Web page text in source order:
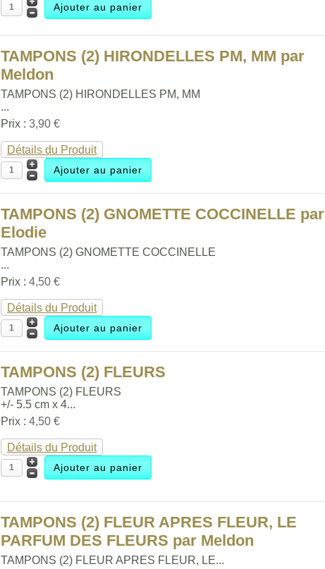
TAMPONS (2) HIRONDELLES PM, MM par
Meldon
TAMPONS (2) HIRONDELLES PM, MM
...
Prix :3,90 €
Détails du Produit
TAMPONS (2) GNOMETTE COCCINELLE par
Elodie
TAMPONS (2) GNOMETTE COCCINELLE
...
Prix :4,50 €
Détails du Produit
TAMPONS (2) FLEURS
TAMPONS (2) FLEURS
+/- 5.5 cm x 4...
Prix :4,50 €
Détails du Produit
TAMPONS (2) FLEUR APRES FLEUR, LE
PARFUM DES FLEURS par Meldon
TAMPONS (2) FLEUR APRES FLEUR, LE...